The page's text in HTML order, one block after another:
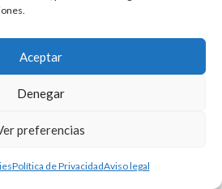
Aceptar
Denegar
preferencias
Política de PrivacidadAviso legal